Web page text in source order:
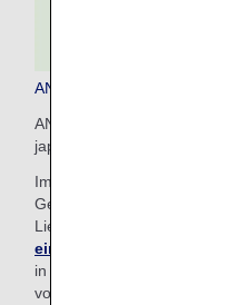
ANA COUCHii
ANA COUCHii ist der erste
japanischen Fluggesellschaft
Im Economy-Class-Tarif
Gebühr drei oder vier
Liegefläche zu schaffen.
einzigartige
in Maschinen des Typs
von/nach Honolulu, nicht